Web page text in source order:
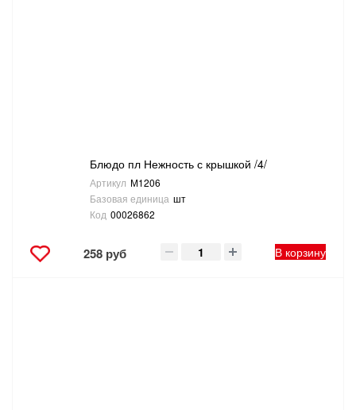
ЭЛЕКТРОМОНТАЖНЫЕ ТОВАРЫ, СВЕТОТЕХНИКА
Блюдо пл Нежность с крышкой /4/
Артикул М1206
Базовая единица шт
Код 00026862
258 руб В корзину